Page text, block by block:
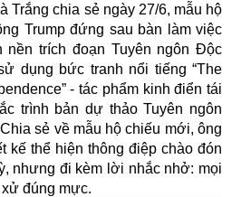
Trắng chia sẻ ngày 27/6, mẫu hộ
Trumpđứng sau bàn làm việc
nền trích đoạn Tuyên ngôn Độc
dụng bức tranh nổi tiếng “The
- tác phẩm kinh điển tái
trình bản dự thảo Tuyên ngôn
sẻ về mẫu hộ chiếu mới, ông
kế thể hiện thông điệp chào đón
nhưng đi kèm lời nhắc nhở: mọi
đúng mực.